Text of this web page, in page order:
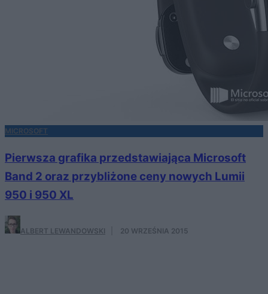
MICROSOFT
Pierwsza grafika przedstawiająca Microsoft
Band 2 oraz przybliżone ceny nowych Lumii
950 i 950 XL
ALBERT LEWANDOWSKI 20 WRZEŚNIA 2015